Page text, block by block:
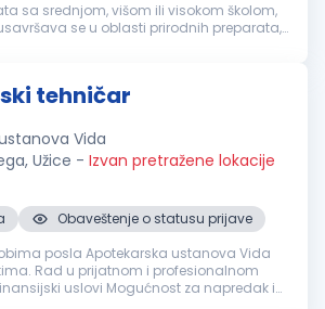
sa srednjom, višom ili visokom školom,
se u oblasti prirodnih preparata,
tehničar
Vida
Užice - Izvan pretražene lokacije
Obaveštenje o statusu prijave
posla Apotekarska ustanova Vida
uslovi Mogućnost za napredak i